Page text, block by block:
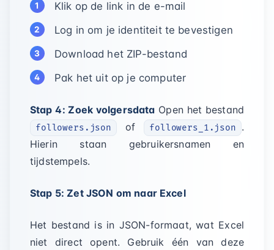
Klik op de link in de e-mail
Log in om je identiteit te bevestigen
Download het ZIP-bestand
Pak het uit op je computer
Stap 4: Zoek volgersdata Open het bestand
followers.json of followers_1.json
.
Hierin staan gebruikersnamen en
tijdstempels.
Stap 5: Zet JSON om naar Excel
Het bestand is in JSON-formaat, wat Excel
niet direct opent. Gebruik één van deze